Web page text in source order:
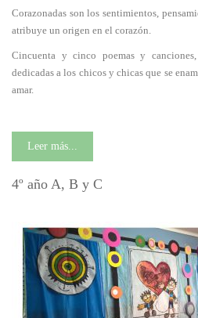
Corazonadas son los sentimientos,
atribuye un origen en el corazón.
Cincuenta y cinco poemas y
dedicadas a los chicos y chicas que se
amar.
Leer más...
4º año A, B y C